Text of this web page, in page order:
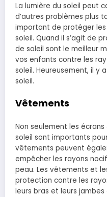
La lumière du soleil peut
d’autres problèmes plus
important de protéger
soleil. Quand il s’agit de
de soleil sont le meilleur
vos enfants contre les
soleil. Heureusement, il y
soleil.
Vêtements
Non seulement les
soleil sont importants
vêtements peuvent
empêcher les rayons
peau. Les vêtements et
protection contre les
leurs bras et leurs jambes